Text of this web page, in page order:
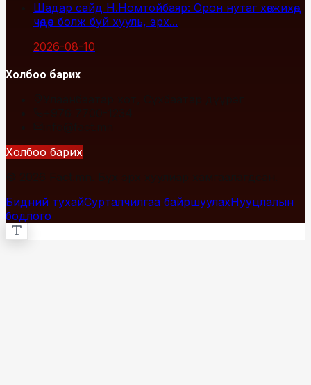
Шадар сайд Н.Номтойбаяр: Орон нутаг хөгжихөд
чөдөр болж буй хууль, эрх...
2026-08-10
Холбоо барих
Холбоо барих
Бидний тухайСурталчилгаа байршуулахНууцлалын
бодлого